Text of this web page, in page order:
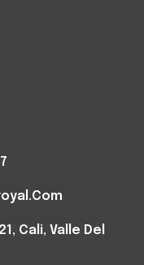
Cali, Valle Del